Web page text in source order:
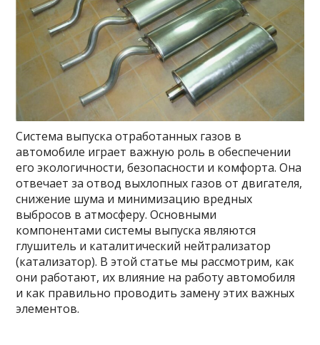
Система выпуска отработанных газов в
автомобиле играет важную роль в обеспечении
его экологичности, безопасности и комфорта. Она
отвечает за отвод выхлопных газов от двигателя,
снижение шума и минимизацию вредных
выбросов в атмосферу. Основными
компонентами системы выпуска являются
глушитель и каталитический нейтрализатор
(катализатор). В этой статье мы рассмотрим, как
они работают, их влияние на работу автомобиля
и как правильно проводить замену этих важных
элементов.